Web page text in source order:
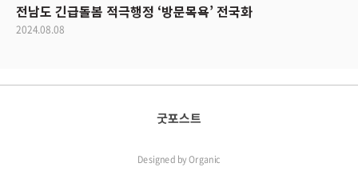
전남도 긴급돌봄 적극행정 ‘방문목욕’ 전국화
2024.08.08
굿포스트
Designed byOrganic